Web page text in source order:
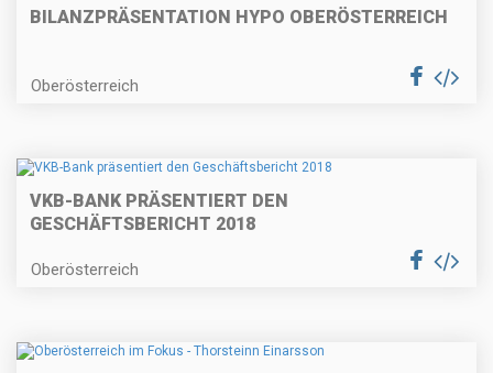
BILANZPRÄSENTATION HYPO OBERÖSTERREICH
Oberösterreich
VKB-BANK PRÄSENTIERT DEN
GESCHÄFTSBERICHT 2018
Oberösterreich